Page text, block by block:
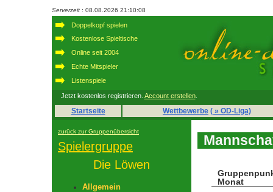
Serverzeit : 08.08.2026 21:10:08
Doppelkopf spielen
Kostenlose Spieltische
Online seit 2004
Echte Mitspieler
Listenspiele
Jetzt kostenlos registrieren. Account erstellen.
Startseite Wettbewerbe ( » OD-Liga)
zurück zur Gruppenübersicht
Spielergruppe
Die Löwen
Allgemein
Monat